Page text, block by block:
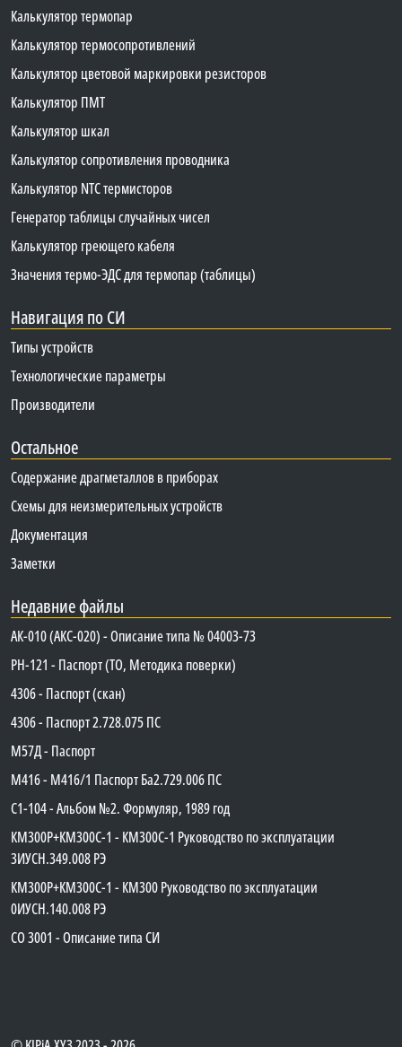
Калькулятор термопар
Калькулятор термосопротивлений
Калькулятор цветовой маркировки резисторов
Калькулятор ПМТ
Калькулятор шкал
Калькулятор сопротивления проводника
Калькулятор NTC термисторов
Генератор таблицы случайных чисел
Калькулятор греющего кабеля
Значения термо-ЭДС для термопар (таблицы)
Навигация по СИ
Типы устройств
Технологические параметры
Производители
Остальное
Содержание драгметаллов в приборах
Схемы для неизмерительных устройств
Документация
Заметки
Недавние файлы
АК-010 (АКС-020) - Описание типа № 04003-73
PH-121 - Паспорт (ТО, Методика поверки)
4306 - Паспорт (скан)
4306 - Паспорт 2.728.075 ПС
М57Д - Паспорт
М416 - М416/1 Паспорт Ба2.729.006 ПС
C1-104 - Альбом №2. Формуляр, 1989 год
КМ300Р+КМ300С-1 - КМ300C-1 Руководство по эксплуатации
3ИУСН.349.008 РЭ
КМ300Р+КМ300С-1 - КМ300 Руководство по эксплуатации
0ИУСН.140.008 РЭ
СО 3001 - Описание типа СИ